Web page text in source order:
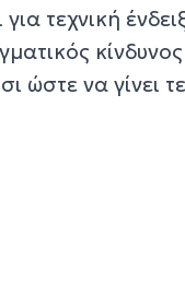
για τεχνική
ώστε να γίνει